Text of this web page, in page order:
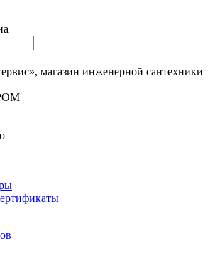
магазин инженерной сантехники